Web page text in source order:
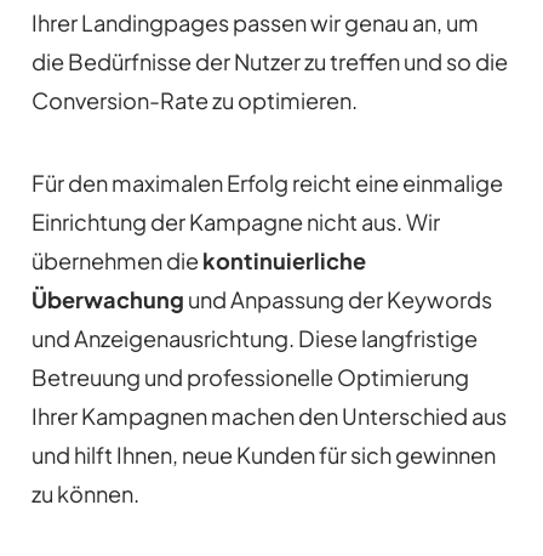
Ihrer Landingpages passen wir genau an, um
die Bedürfnisse der Nutzer zu treffen und so die
Conversion-Rate zu optimieren.
Für den maximalen Erfolg reicht eine einmalige
Einrichtung der Kampagne nicht aus. Wir
übernehmen diekontinuierliche
Überwachung und Anpassung der Keywords
und Anzeigenausrichtung. Diese langfristige
Betreuung und professionelle Optimierung
Ihrer Kampagnen machen den Unterschied aus
und hilft Ihnen, neue Kunden für sich gewinnen
zu können.